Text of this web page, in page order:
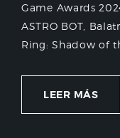
Game Awards
ASTRO BOT,
Ring: Shadow of
LEER MÁS